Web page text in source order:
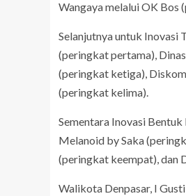
Wangaya melalui OK Bos
Selanjutnya untuk Inovasi
(peringkat pertama),
(peringkat ketiga),
(peringkat kelima).
Sementara Inovasi
Melanoid by Saka
(peringkat keempat), dan
Walikota Denpasar, I